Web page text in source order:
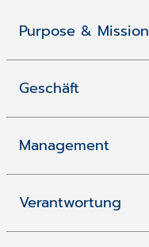
Purpose & Mission
Geschäft
Management
Verantwortung